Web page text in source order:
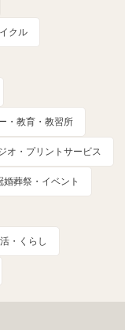
クル
・教育・教習所
オ・プリントサービス
婚葬祭・イベント
・くらし